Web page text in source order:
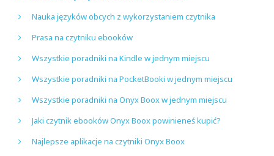
Nauka języków obcych z wykorzystaniem czytnika
Prasa na czytniku ebooków
Wszystkie poradniki na Kindle w jednym miejscu
Wszystkie poradniki na PocketBooki w jednym miejscu
Wszystkie poradniki na Onyx Boox w jednym miejscu
Jaki czytnik ebooków Onyx Boox powinieneś kupić?
Najlepsze aplikacje na czytniki Onyx Boox